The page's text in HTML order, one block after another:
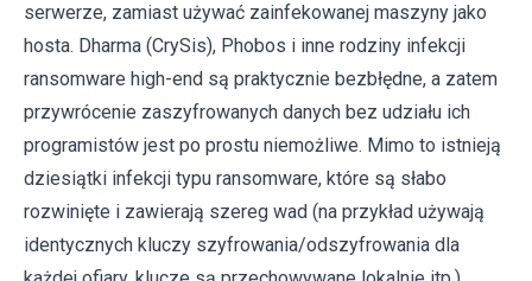
serwerze, zamiast używać zainfekowanej maszyny jako
hosta. Dharma (CrySis), Phobos i inne rodziny infekcji
ransomware high-end są praktycznie bezbłędne, a zatem
przywrócenie zaszyfrowanych danych bez udziału ich
programistów jest po prostu niemożliwe. Mimo to istnieją
dziesiątki infekcji typu ransomware, które są słabo
rozwinięte i zawierają szereg wad (na przykład używają
identycznych kluczy szyfrowania/odszyfrowania dla